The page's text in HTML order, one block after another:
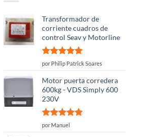
Transformador de
corriente cuadros de
control Seav y Motorline
Valorado
por Philip Patrick Soares
Motor puerta corredera
600kg - VDS Simply 600
230V
Valorado
por Manuel